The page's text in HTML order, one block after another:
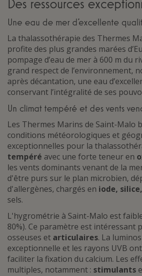
Des ressources
Une eau de mer d’excellente
La thalassothérapie des Thermes
profite des plus grandes marées
pompage d’eau de mer à 600 m du
grand respect de l’environnement,
après décantation, une eau
conservant l’intégralité de ses
Un climat tempéré et des vents
Les Thermes Marins de Saint-Malo
conditions météorologiques et
exceptionnelles pour la
tempéré avec une forte teneur en
les vents dominants venant de la
d'être purs sur le plan microbien,
d'allergènes, chargés en iode,
sels.
L'hygrométrie à Saint-Malo est
80%). Ce paramètre est intéressant
osseuses et articulaires. La
exceptionnelle et les rayons UVB
faciliter la fixation du calcium. Les
multiples, notamment : stimulants